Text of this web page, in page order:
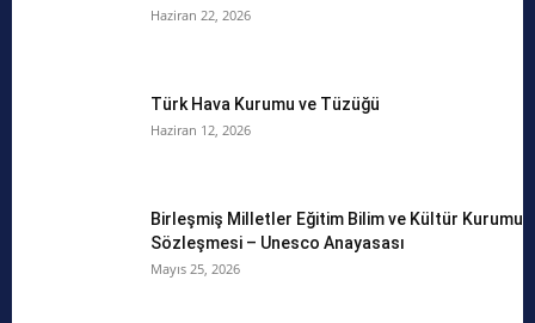
Haziran 22, 2026
Türk Hava Kurumu ve Tüzüğü
Haziran 12, 2026
Birleşmiş Milletler Eğitim Bilim ve Kültür Kurumu
Sözleşmesi – Unesco Anayasası
Mayıs 25, 2026